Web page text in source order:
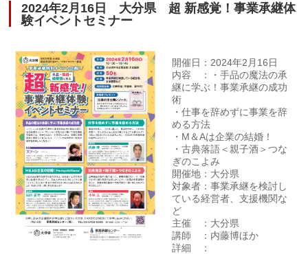
2024年2月16日 大分県 超 新感覚！事業承継体
験イベントセミナー
開催日：2024年2月16日
内容 ：・手品の魔法の承
継に学ぶ！事業承継の成功
術
・仕事を辞めずに事業を辞
める方法
・M＆Aは企業の結婚！
・古典落語＜親子酒＞つな
ぎのこよみ
開催地：大分県
対象者：事業承継を検討し
ている経営者、支援機関な
ど
主催 ：大分県
講師 ：内藤博ほか
詳細 ：